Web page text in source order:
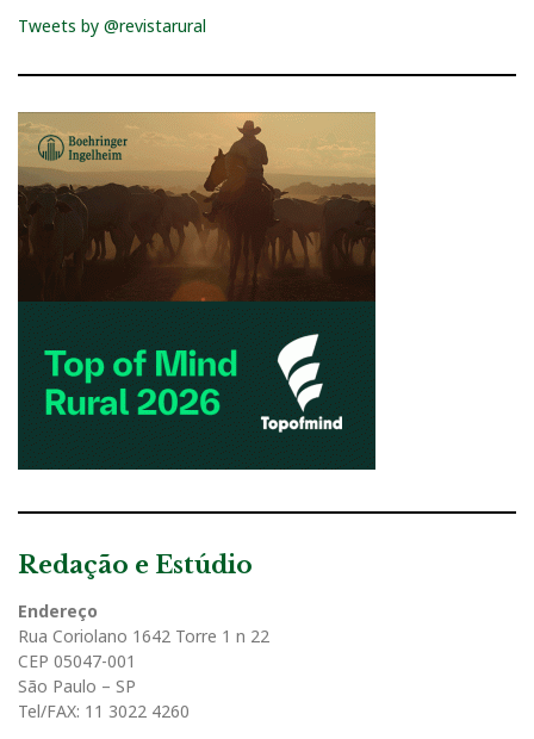
Tweets by @revistarural
Redação e Estúdio
Endereço
Rua Coriolano 1642 Torre 1 n 22
CEP 05047-001
São Paulo – SP
Tel/FAX: 11 3022 4260